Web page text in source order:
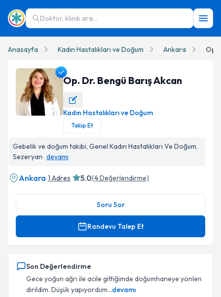
Doktor, klinik ara...
Anasayfa Kadın Hastalıkları ve Doğum Ankara Op.
Op. Dr. Bengü Barış Akcan Profil Fotoğrafı
Op. Dr. Bengü Barış Akcan
Kadın Hastalıkları ve Doğum
Takip Et
Gebelik ve doğum takibi, Genel Kadın Hastalıkları Ve Doğum,
Sezeryan devamı
Ankara 1 Adres 5.0(4Değerlendirme)
Soru Sor
Randevu Talep Et
Son Değerlendirme
Gece yoğun ağrı ile acile gittiğimde doğumhaneye yönlen
dirildim. Düşük yapıyordum...devamı